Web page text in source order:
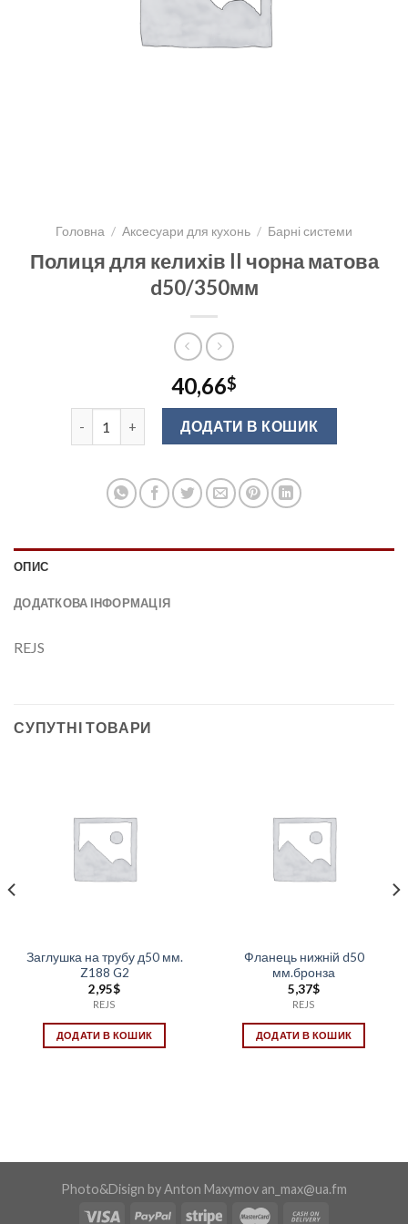
Головна / Аксесуари для кухонь / Барні системи
Полиця для келихів II чорна матова
d50/350мм
40,66$
Полиця для келихів II чорна матова d50/350мм
ДОДАТИ В КОШИК
ОПИС
ДОДАТКОВА ІНФОРМАЦІЯ
REJS
СУПУТНІ ТОВАРИ
Заглушка на трубу д50 мм.
Z188 G2
2,95$
REJS
ДОДАТИ В КОШИК
Фланець нижній d50
мм.бронза
5,37$
REJS
ДОДАТИ В КОШИК
Photo&Disign by Anton Maxymov an_max@ua.fm